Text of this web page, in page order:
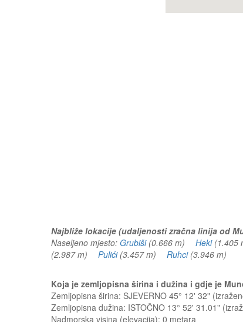
Najbliže lokacije (udaljenosti zračna linija od
Naseljeno mjesto: Grubiši(0.666 m) Heki(1.405
(2.987 m) Pulići(3.457 m) Ruhci(3.946 m)
Koja je zemljopisna širina i dužina i gdje je
Zemljopisna širina: SJEVERNO 45° 12' 32"
Zemljopisna dužina: ISTOČNO 13° 52' 31.01"
Nadmorska visina (elevacija): 0 metara